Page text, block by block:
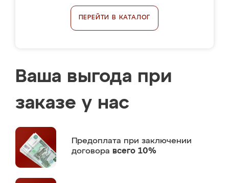
ПЕРЕЙТИ В КАТАЛОГ
Ваша выгода при
заказе у нас
Предоплата при заключении
договора всего 10%